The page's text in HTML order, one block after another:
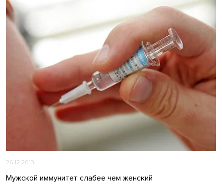
26.12.2013
Мужской иммунитет слабее чем женский